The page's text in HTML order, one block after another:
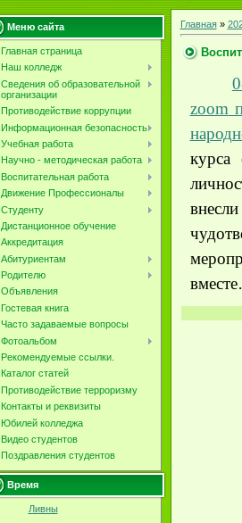
Меню сайта
Главная страница
Наш колледж
Сведения об образовательной
организации
Противодействие коррупции
Информационная безопасность
Учебная работа
Научно - методическая работа
Воспитательная работа
Движение Профессионалы
Студенту
Дистанционное обучение
Аккредитация
Абитуриентам
Родителю
Объявления
Гостевая книга
Часто задаваемые вопросы
Фотоальбом
Рекомендуемые ссылки.
Каталог статей
Противодействие терроризму
Контакты и реквизиты
Юбилей колледжа
Видео студентов
Поздравления студентов
Время
Ливны
Главная»
zoom
курса